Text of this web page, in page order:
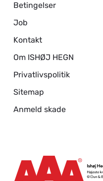
Betingelser
Job
Kontakt
Om ISHØJ HEGN
Privatlivspolitik
Sitemap
Anmeld skade